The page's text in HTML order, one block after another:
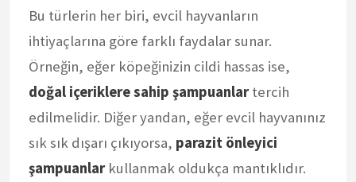
Bu türlerin her biri, evcil hayvanların
ihtiyaçlarına göre farklı faydalar sunar.
Örneğin, eğer köpeğinizin cildi hassas ise,
doğal içeriklere sahip şampuanlartercih
edilmelidir. Diğer yandan, eğer evcil hayvanınız
sık sık dışarı çıkıyorsa, parazit önleyici
şampuanlarkullanmak oldukça mantıklıdır.